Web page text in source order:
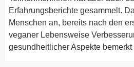
Erfahrungsberichte gesammelt.
Menschen an, bereits nach den
veganer Lebensweise
gesundheitlicher Aspekte bemerkt